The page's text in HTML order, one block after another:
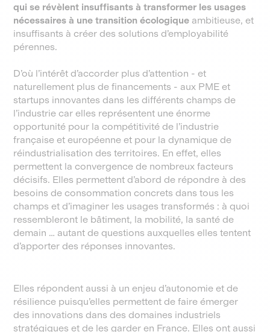
qui se révèlent insuffisants à transformer les usages
nécessaires à une transition écologique ambitieuse, et
insuffisants à créer des solutions d’employabilité
pérennes.
D’où l’intérêt d’accorder plus d’attention - et
naturellement plus de financements - aux PME et
startups innovantes dans les différents champs de
l’industrie car elles représentent une énorme
opportunité pour la compétitivité de l’industrie
française et européenne et pour la dynamique de
réindustrialisation des territoires. En effet, elles
permettent la convergence de nombreux facteurs
décisifs. Elles permettent d’abord de répondre à des
besoins de consommation concrets dans tous les
champs et d’imaginer les usages transformés : à quoi
ressembleront le bâtiment, la mobilité, la santé de
demain … autant de questions auxquelles elles tentent
d’apporter des réponses innovantes.
Elles répondent aussi à un enjeu d’autonomie et de
résilience puisqu’elles permettent de faire émerger
des innovations dans des domaines industriels
stratégiques et de les garder en France. Elles ont aussi